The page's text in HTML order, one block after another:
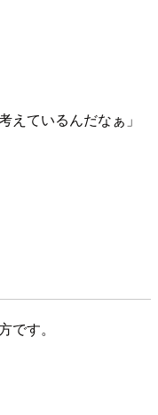
ているんだなぁ」
です。